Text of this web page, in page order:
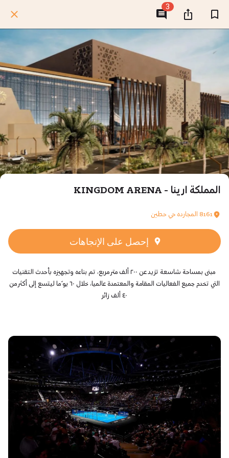
3
المملكة ارينا - KINGDOM ARENA
8161 المجارده حي حطين
إحصل على الإتجاهات
مبنى بمساحة شاسعة تزيد عن ٢٠٠ ألف متر مربع، تم بناءه وتجهيزه بأحدث التقنيات
التي تخدم جميع الفعاليات المقامة والمعتمدة عالميا، خلال ٦٠ يو ًما ليتسع إلى أكثر من
٤٠ ألف زائر